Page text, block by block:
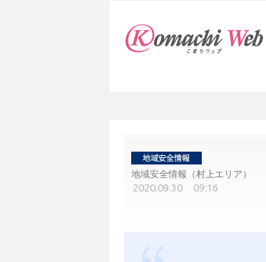
地域安全情報（村上エリア）
2020.09.30 09:16